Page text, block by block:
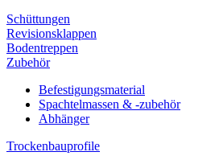
Schüttungen
Revisionsklappen
Bodentreppen
Zubehör
Befestigungsmaterial
Spachtelmassen & -zubehör
Abhänger
Trockenbauprofile